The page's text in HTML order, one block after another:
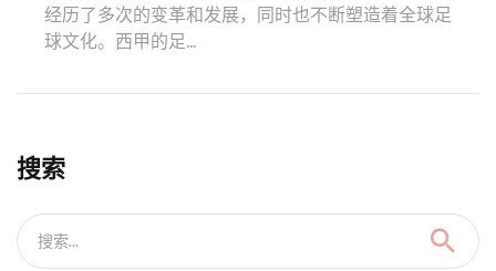
经历了多次的变革和发展，同时也不断塑造着全球足
球文化。西甲的足...
搜索
搜索...